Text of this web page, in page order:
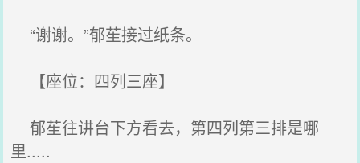
“谢谢。”郁苼接过纸条。
【座位：四列三座】
郁苼往讲台下方看去，第四列第三排是哪
里.....